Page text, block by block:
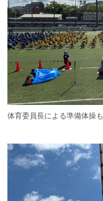
体育委員長による準備体操